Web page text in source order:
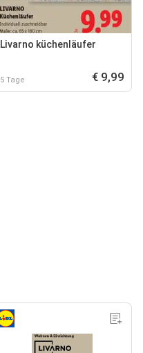
Livarno küchenläufer
5 Tage € 9,99